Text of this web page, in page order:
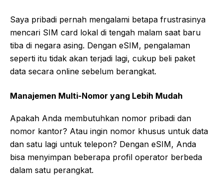
Saya pribadi pernah mengalami betapa frustrasinya
mencari SIM card lokal di tengah malam saat baru
tiba di negara asing. Dengan eSIM, pengalaman
seperti itu tidak akan terjadi lagi, cukup beli paket
data secara online sebelum berangkat.
Manajemen Multi-Nomor yang Lebih Mudah
Apakah Anda membutuhkan nomor pribadi dan
nomor kantor? Atau ingin nomor khusus untuk data
dan satu lagi untuk telepon? Dengan eSIM, Anda
bisa menyimpan beberapa profil operator berbeda
dalam satu perangkat.